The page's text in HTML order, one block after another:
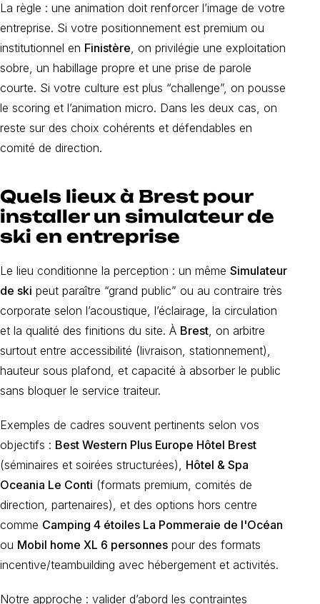
La règle : une animation doit renforcer l’image de votre
entreprise. Si votre positionnement est premium ou
institutionnel en Finistère, on privilégie une exploitation
sobre, un habillage propre et une prise de parole
courte. Si votre culture est plus “challenge”, on pousse
le scoring et l’animation micro. Dans les deux cas, on
reste sur des choix cohérents et défendables en
comité de direction.
Quels lieux à Brest pour
installer un simulateur de
ski en entreprise
Le lieu conditionne la perception : un même Simulateur
de ski peut paraître “grand public” ou au contraire très
corporate selon l’acoustique, l’éclairage, la circulation
et la qualité des finitions du site. À Brest, on arbitre
surtout entre accessibilité (livraison, stationnement),
hauteur sous plafond, et capacité à absorber le public
sans bloquer le service traiteur.
Exemples de cadres souvent pertinents selon vos
objectifs : Best Western Plus Europe Hôtel Brest
(séminaires et soirées structurées), Hôtel & Spa
Oceania Le Conti (formats premium, comités de
direction, partenaires), et des options hors centre
comme Camping 4 étoiles La Pommeraie de l'Océan
ou Mobil home XL 6 personnes pour des formats
incentive/teambuilding avec hébergement et activités.
Notre approche : valider d’abord les contraintes